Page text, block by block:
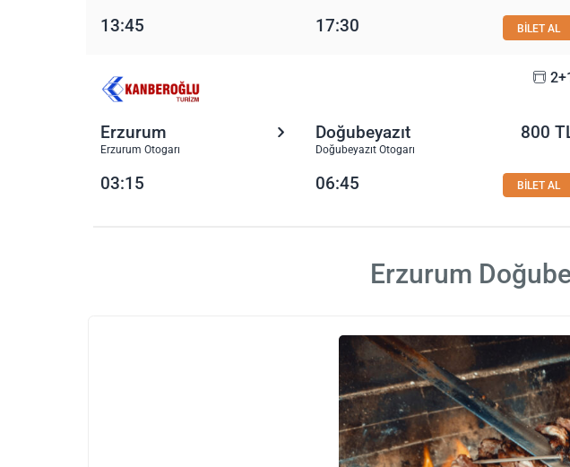
13:45 17:30 BİLET AL
Erzurum
Erzurum Otogarı
Doğubeyazıt
Doğubeyazıt Otogarı
800
03:15 06:45 BİLET AL
Erzurum